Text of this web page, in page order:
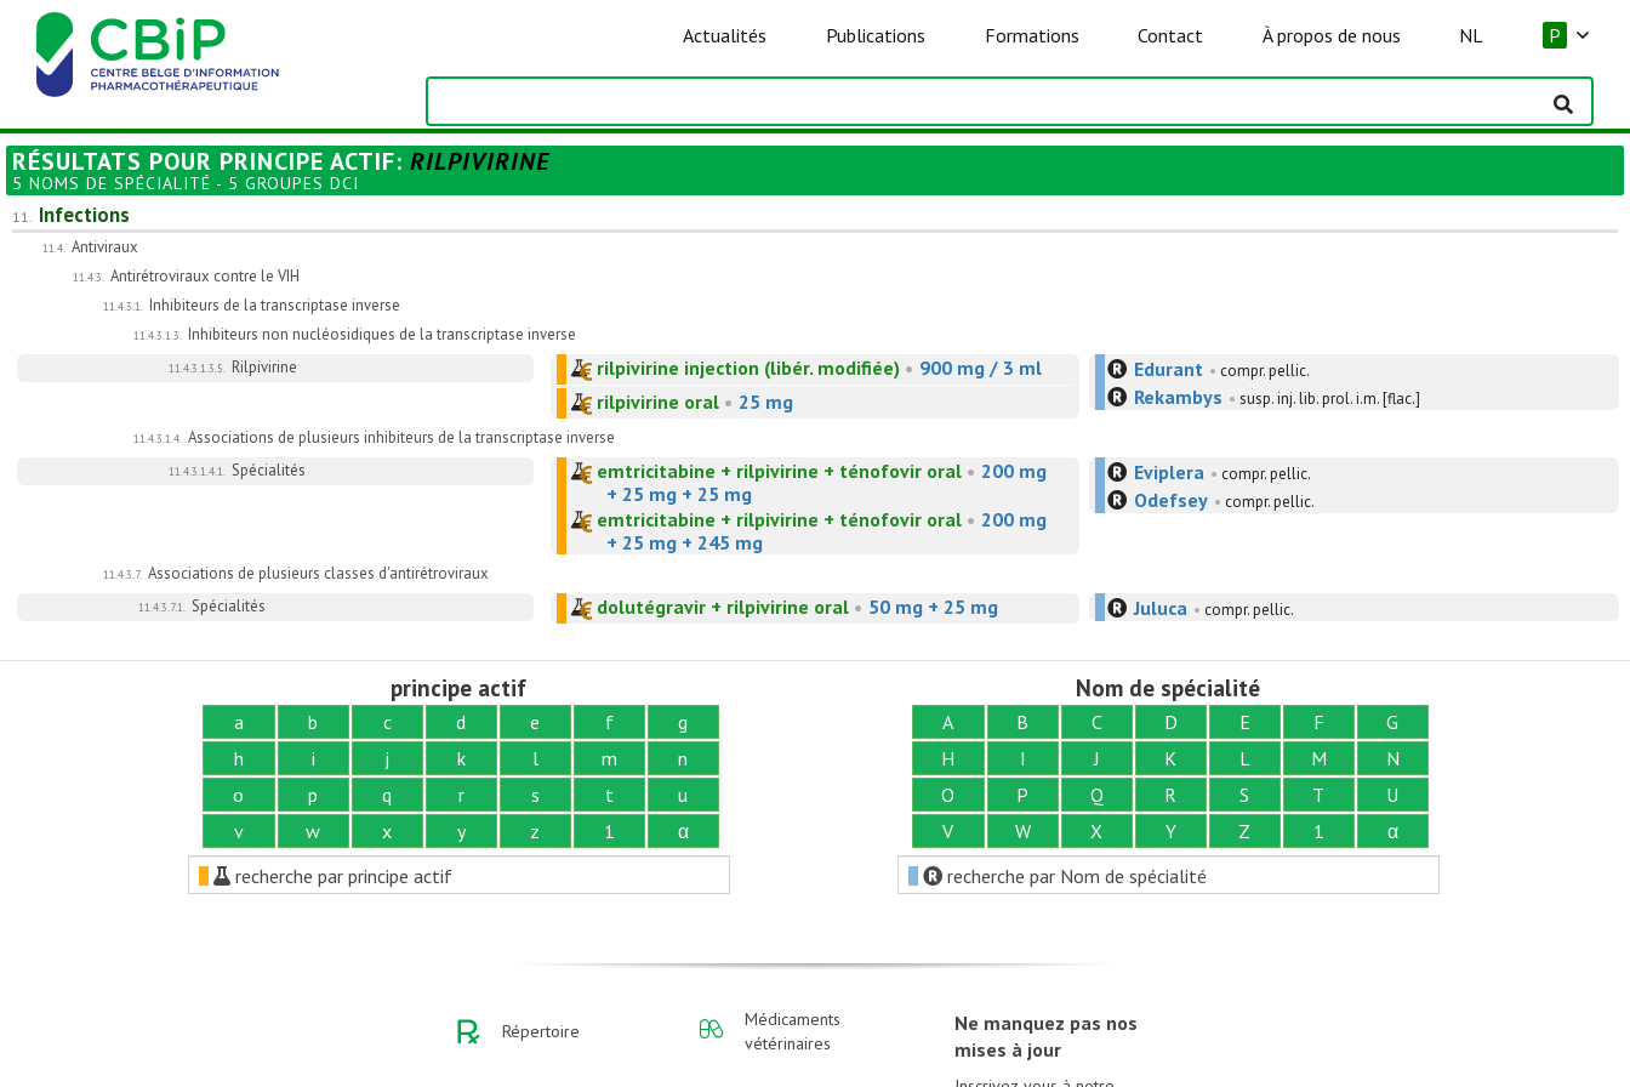
Actualités Publications Formations Contact À propos de nous NL P
RÉSULTATS POUR PRINCIPE ACTIF: RILPIVIRINE
5 NOMS DE SPÉCIALITÉ - 5 GROUPES DCI
11. Infections
11.4. Antiviraux
11.4.3. Antirétroviraux contre le VIH
11.4.3.1. Inhibiteurs de la transcriptase inverse
11.4.3.1.3. Inhibiteurs non nucléosidiques de la transcriptase inverse
11.4.3.1.3.5. Rilpivirine rilpivirine injection (libér. modifiée)• 900 mg / 3 ml
rilpivirine oral• 25 mg
Edurant • compr. pellic.
Rekambys •susp. inj. lib. prol. i.m. [flac.]
11.4.3.1.4. Associations de plusieurs inhibiteurs de la transcriptase inverse
11.4.3.1.4.1. Spécialités emtricitabine + rilpivirine + ténofovir oral• 200 mg
+ 25 mg + 25 mg
emtricitabine + rilpivirine + ténofovir oral• 200 mg
+ 25 mg + 245 mg
Eviplera • compr. pellic.
Odefsey • compr. pellic.
11.4.3.7. Associations de plusieurs classes d'antirétroviraux
11.4.3.7.1. Spécialités dolutégravir + rilpivirine oral• 50 mg + 25 mg Juluca • compr. pellic.
principe actif
a b c d e f
g
h
i j k l m
n
o
p q r s t
u
v
w x y z 1
α
recherche par principe actif
Nom de spécialité
A B C D E F
G
H
I J K L M
N
O
P Q R S T
U
V
W X Y Z 1
α
recherche par Nom de spécialité
Répertoire
Médicaments
vétérinaires
Ne manquez pas nos
mises à jour